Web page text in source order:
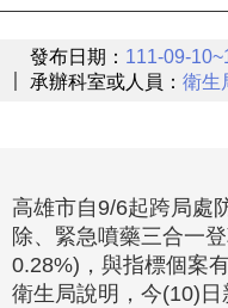
發布日期： 111-09-
承辦科室或人員： 衛生
高雄市自9/6起跨局處
除、緊急噴藥三合一
0.28%)，與指標個案
衛生局說明，今(10)